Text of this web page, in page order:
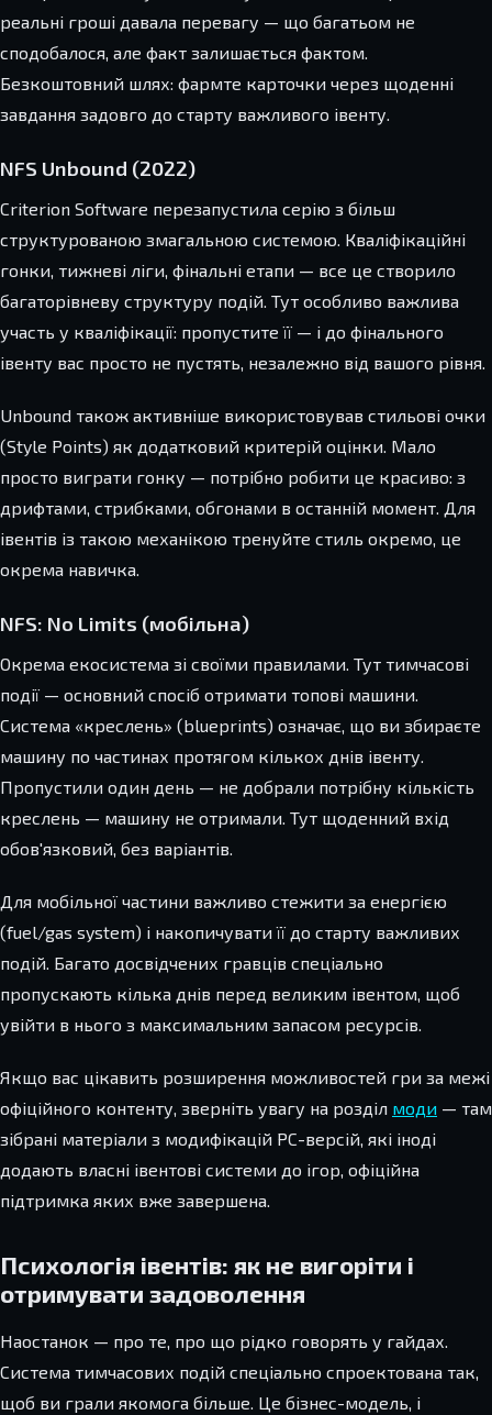
реальні гроші давала перевагу — що багатьом не
сподобалося, але факт залишається фактом.
Безкоштовний шлях: фармте карточки через щоденні
завдання задовго до старту важливого івенту.
NFS Unbound (2022)
Criterion Software перезапустила серію з більш
структурованою змагальною системою. Кваліфікаційні
гонки, тижневі ліги, фінальні етапи — все це створило
багаторівневу структуру подій. Тут особливо важлива
участь у кваліфікації: пропустите її — і до фінального
івенту вас просто не пустять, незалежно від вашого рівня.
Unbound також активніше використовував стильові очки
(Style Points) як додатковий критерій оцінки. Мало
просто виграти гонку — потрібно робити це красиво: з
дрифтами, стрибками, обгонами в останній момент. Для
івентів із такою механікою тренуйте стиль окремо, це
окрема навичка.
NFS: No Limits (мобільна)
Окрема екосистема зі своїми правилами. Тут тимчасові
події — основний спосіб отримати топові машини.
Система «креслень» (blueprints) означає, що ви збираєте
машину по частинах протягом кількох днів івенту.
Пропустили один день — не добрали потрібну кількість
креслень — машину не отримали. Тут щоденний вхід
обов'язковий, без варіантів.
Для мобільної частини важливо стежити за енергією
(fuel/gas system) і накопичувати її до старту важливих
подій. Багато досвідчених гравців спеціально
пропускають кілька днів перед великим івентом, щоб
увійти в нього з максимальним запасом ресурсів.
Якщо вас цікавить розширення можливостей гри за межі
офіційного контенту, зверніть увагу на розділ моди — там
зібрані матеріали з модифікацій PC-версій, які іноді
додають власні івентові системи до ігор, офіційна
підтримка яких вже завершена.
Психологія івентів: як не вигоріти і
отримувати задоволення
Наостанок — про те, про що рідко говорять у гайдах.
Система тимчасових подій спеціально спроектована так,
щоб ви грали якомога більше. Це бізнес-модель, і